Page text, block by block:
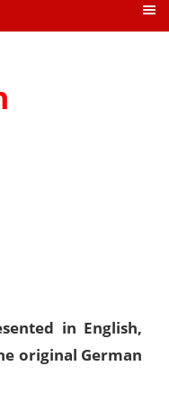
in English,
original German